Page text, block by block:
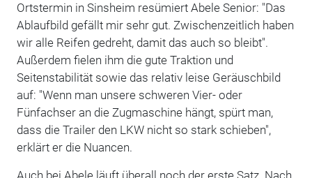
Ortstermin in Sinsheim resümiert Abele Senior: "Das
Ablaufbild gefällt mir sehr gut. Zwischenzeitlich haben
wir alle Reifen gedreht, damit das auch so bleibt".
Außerdem fielen ihm die gute Traktion und
Seitenstabilität sowie das relativ leise Geräuschbild
auf: "Wenn man unsere schweren Vier- oder
Fünfachser an die Zugmaschine hängt, spürt man,
dass die Trailer den LKW nicht so stark schieben",
erklärt er die Nuancen.